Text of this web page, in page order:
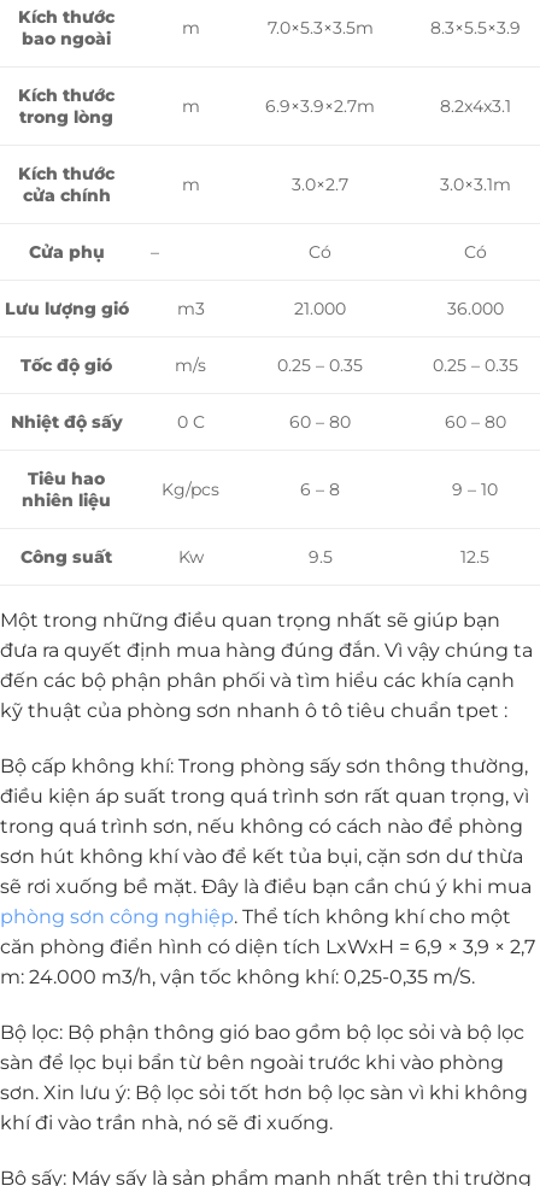
Kích thước
bao ngoài
m 7.0×5.3×3.5m 8.3×5.5×3.9
Kích thước
trong lòng
m 6.9×3.9×2.7m 8.2x4x3.1
Kích thước
cửa chính
m 3.0×2.7 3.0×3.1m
Cửa phụ – Có Có
Lưu lượng gió m3 21.000 36.000
Tốc độ gió m/s 0.25 – 0.35 0.25 – 0.35
Nhiệt độ sấy 0 C 60 – 80 60 – 80
Tiêu hao
nhiên liệu
Kg/pcs 6 – 8 9 – 10
Công suất Kw 9.5 12.5
Một trong những điều quan trọng nhất sẽ giúp bạn
đưa ra quyết định mua hàng đúng đắn. Vì vậy chúng ta
đến các bộ phận phân phối và tìm hiểu các khía cạnh
kỹ thuật của phòng sơn nhanh ô tô tiêu chuẩn tpet :
Bộ cấp không khí: Trong phòng sấy sơn thông thường,
điều kiện áp suất trong quá trình sơn rất quan trọng, vì
trong quá trình sơn, nếu không có cách nào để phòng
sơn hút không khí vào để kết tủa bụi, cặn sơn dư thừa
sẽ rơi xuống bề mặt. Đây là điều bạn cần chú ý khi mua
phòng sơn công nghiệp. Thể tích không khí cho một
căn phòng điển hình có diện tích LxWxH = 6,9 × 3,9 × 2,7
m: 24.000 m3/h, vận tốc không khí: 0,25-0,35 m/S.
Bộ lọc: Bộ phận thông gió bao gồm bộ lọc sỏi và bộ lọc
sàn để lọc bụi bẩn từ bên ngoài trước khi vào phòng
sơn. Xin lưu ý: Bộ lọc sỏi tốt hơn bộ lọc sàn vì khi không
khí đi vào trần nhà, nó sẽ đi xuống.
Bộ sấy: Máy sấy là sản phẩm mạnh nhất trên thị trường